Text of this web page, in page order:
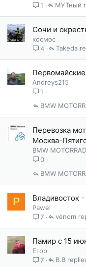
1
МУТный
Сочи и
космос
4
Takeda
Andreys215
1
BMW
Перевозка
Москва-
BMW
0
BMW
P Владивосток
Pawel
7
venom
Памир с 15
Егор
7
В.В